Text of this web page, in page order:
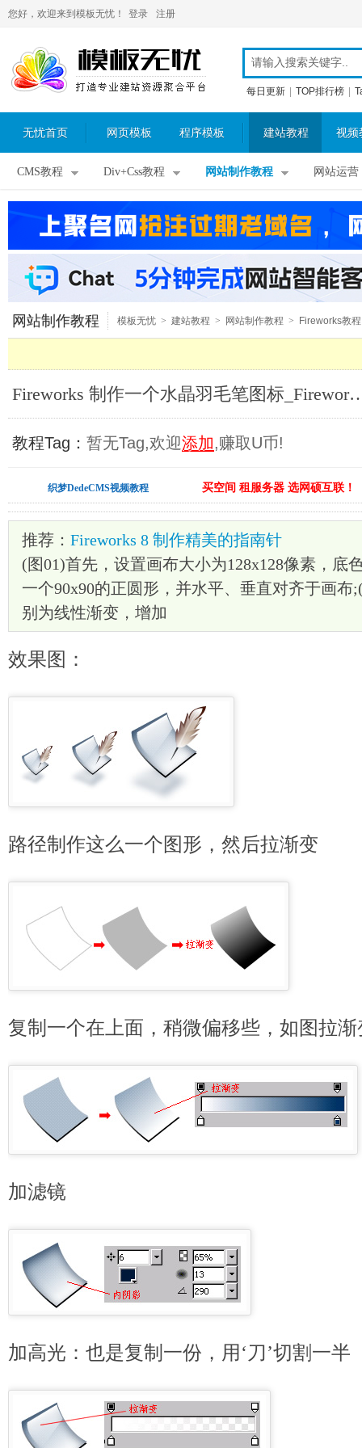
您好，欢迎来到模板无忧！ 登录 注册
每日更新 TOP排行榜
无忧首页 网页模板 程序模板 建站教程 视频
CMS教程 Div+Css教程 网站制作教程 网站运营
网站制作教程 模板无忧 > 建站教程 > 网站制作教程 > Fireworks教程
Fireworks 制作一个水晶羽
教程Tag： 暂无Tag,欢迎添加,赚取U币!
织梦DedeCMS视频教程 买空间 租服务器 选网硕互联！
推荐： Fireworks 8 制作精美的指南针
(图01)首先，设置画布大小为128x128像素，底
一个90x90的正圆形，并水平、垂直对齐于画布
别为线性渐变，增加
效果图：
路径制作这么一个图形，然后拉渐变
复制一个在上面，稍微偏移些，如图拉渐
加滤镜
加高光：也是复制一份，用‘刀’切割一半